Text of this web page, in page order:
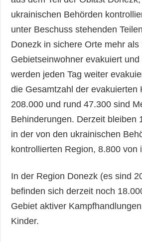
ukrainischen Behörden
unter Beschuss stehenden
Donezk in sichere Orte mehr als
Gebietseinwohner evakuiert
werden jeden Tag weiter
die Gesamtzahl der evakuierten
208.000 und rund 47.300 sind
Behinderungen. Derzeit bleiben
in der von den ukrainischen
kontrollierten Region, 8.800 von
In der Region Donezk (es sind
befinden sich derzeit noch
Gebiet aktiver
Kinder.